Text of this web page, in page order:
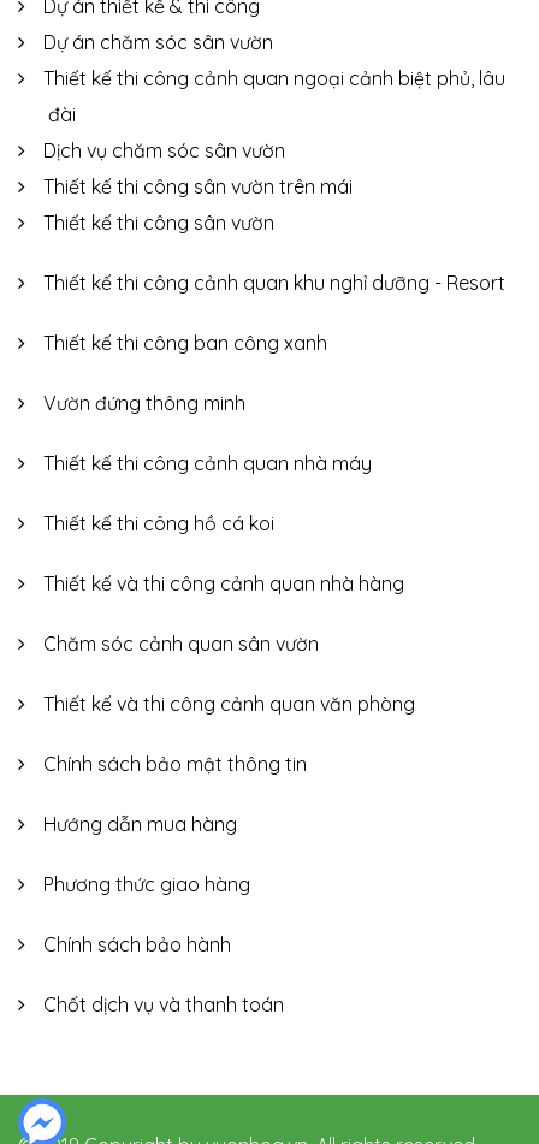
Dự án thiết kế & thi công
Dự án chăm sóc sân vườn
Thiết kế thi công cảnh quan ngoại cảnh biệt phủ, lâu
đài
Dịch vụ chăm sóc sân vườn
Thiết kế thi công sân vườn trên mái
Thiết kế thi công sân vườn
Thiết kế thi công cảnh quan khu nghỉ dưỡng - Resort
Thiết kế thi công ban công xanh
Vườn đứng thông minh
Thiết kế thi công cảnh quan nhà máy
Thiết kế thi công hồ cá koi
Thiết kế và thi công cảnh quan nhà hàng
Chăm sóc cảnh quan sân vườn
Thiết kế và thi công cảnh quan văn phòng
Chính sách bảo mật thông tin
Hướng dẫn mua hàng
Phương thức giao hàng
Chính sách bảo hành
Chốt dịch vụ và thanh toán